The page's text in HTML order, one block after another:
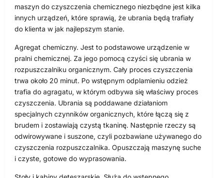
maszyn do czyszczenia chemicznego niezbędne jest kilka
innych urządzeń, które sprawią, że ubrania będą trafiały
do klienta w jak najlepszym stanie.
Agregat chemiczny. Jest to podstawowe urządzenie w
pralni chemicznej. Za jego pomocą czyści się ubrania w
rozpuszczalniku organicznym. Cały proces czyszczenia
trwa około 20 minut. Po wstępnym odplamieniu odzież
trafia do agragatu, w którym odbywa się właściwy proces
czyszczenia. Ubrania są poddawane działaniom
specjalnych czynników organicznych, które łączą się z
brudem i zostawiają czystą tkaninę. Następnie rzeczy są
odwirowywane i suszone, czyli pozbawiane używanego do
czyszczenia rozpuszczalnika. Opuszczają maszynę suche
i czyste, gotowe do wyprasowania.